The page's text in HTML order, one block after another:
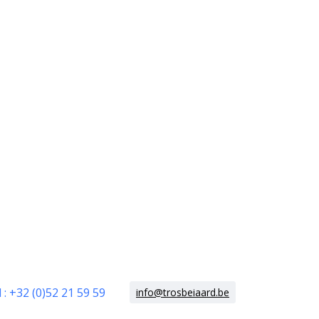
: +32 (0)52 21 59 59
info@trosbeiaard.be